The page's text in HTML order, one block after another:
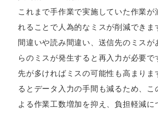
これまで手作業で実施していた作業が
れることで人為的なミスが削減できま
間違いや読み間違い、送信先のミスが
らのミスが発生すると再入力が必要で
先が多ければミスの可能性も高まりま
るとデータ入力の手間も減るため、こ
よる作業工数増加を抑え、負担軽減に